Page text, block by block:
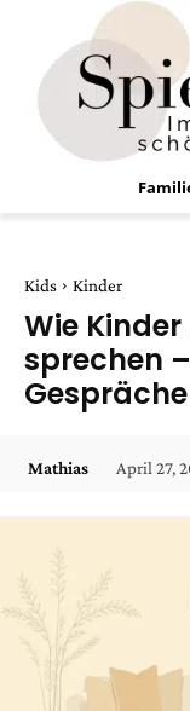
Kids Kinder
Wie
sprechen
Gespräche
Mathias April 27,